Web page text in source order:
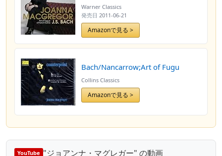
Warner Classics
発売日 2011-06-21
Amazonで見る >
Bach/Nancarrow;Art of Fugu
Collins Classics
Amazonで見る >
YouTube "ジョアンナ・マグレガー" の動画